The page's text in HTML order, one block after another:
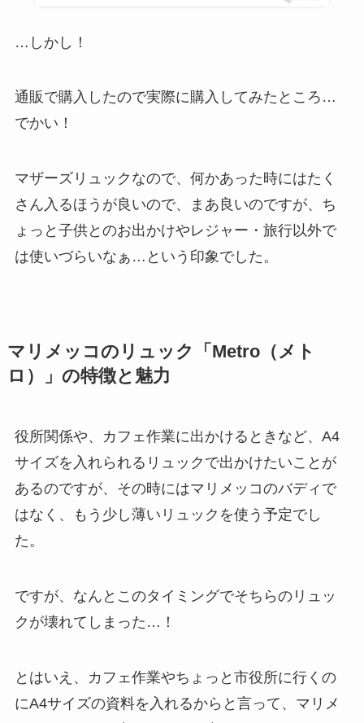
…しかし！
通販で購入したので実際に購入してみたところ…
でかい！
マザーズリュックなので、何かあった時にはたく
さん入るほうが良いので、まあ良いのですが、ち
ょっと子供とのお出かけやレジャー・旅行以外で
は使いづらいなぁ…という印象でした。
マリメッコのリュック「Metro（メト
ロ）」の特徴と魅力
役所関係や、カフェ作業に出かけるときなど、A4
サイズを入れられるリュックで出かけたいことが
あるのですが、その時にはマリメッコのバディで
はなく、もう少し薄いリュックを使う予定でし
た。
ですが、なんとこのタイミングでそちらのリュッ
クが壊れてしまった…！
とはいえ、カフェ作業やちょっと市役所に行くの
にA4サイズの資料を入れるからと言って、マリメ